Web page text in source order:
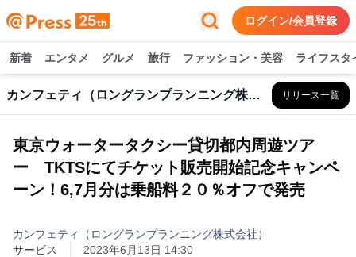
ログイン/会員登録
新着 エンタメ グルメ 旅行 ファッション・美容 ライフスタ
カンフェティ（ロングランプランニング株式会社） リリース一覧
東京ウォータータクシー貸切都内周遊ツア
ー TKTSにてチケット販売開始記念キャンペ
ーン！6,7月分は乗船料２０％オフで発売
カンフェティ（ロングランプランニング株式会社）
サービス
2023年6月13日 14:30